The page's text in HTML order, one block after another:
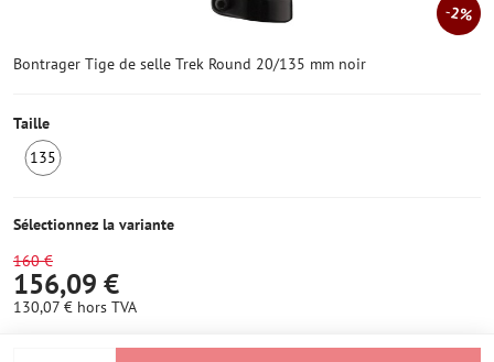
2%
Bontrager Tige de selle Trek Round 20/135 mm noir
Taille
135
stock
Sélectionnez la variante
160 €
156,09 €
130,07 € hors TVA